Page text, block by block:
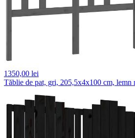
1350,00 lei
Tăblie de pat, gri, 205,5x4x100 cm, lemn